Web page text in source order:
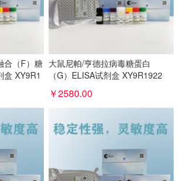
合（F）糖
盒 XY9R1
大鼠尼帕/亨德拉病毒糖蛋白
（G）ELISA试剂盒 XY9R1922
￥2580.00